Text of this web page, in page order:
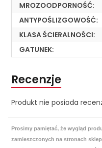
MROZOODPORNOŚĆ:
ANTYPOŚLIZGOWOŚĆ:
KLASA ŚCIERALNOŚCI:
GATUNEK:
Recenzje
Produkt nie posiada
Prosimy pamiętać, że wygląd
zamieszczonych na stronach